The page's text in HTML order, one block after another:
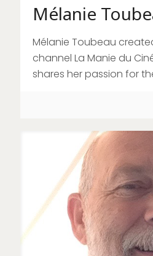
Mélanie
Mélanie Toubeau
channel La Manie du
shares her passion for